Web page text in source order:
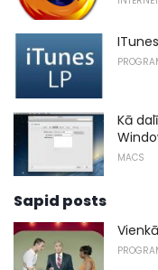
Kā
MACS
Sapid posts